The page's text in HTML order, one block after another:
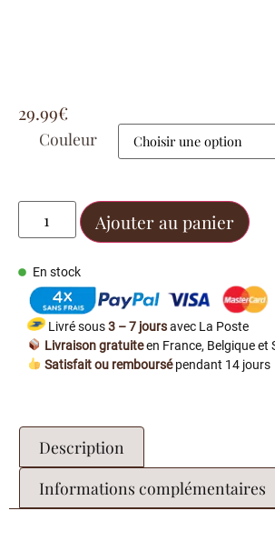
29.99€
Couleur
Ajouter au panier
En stock
Livré sous3 – 7 joursavec La Poste
Livraison gratuiteen France, Belgique et
Satisfait ou remboursépendant 14 jours
Description
Informations complémentaires